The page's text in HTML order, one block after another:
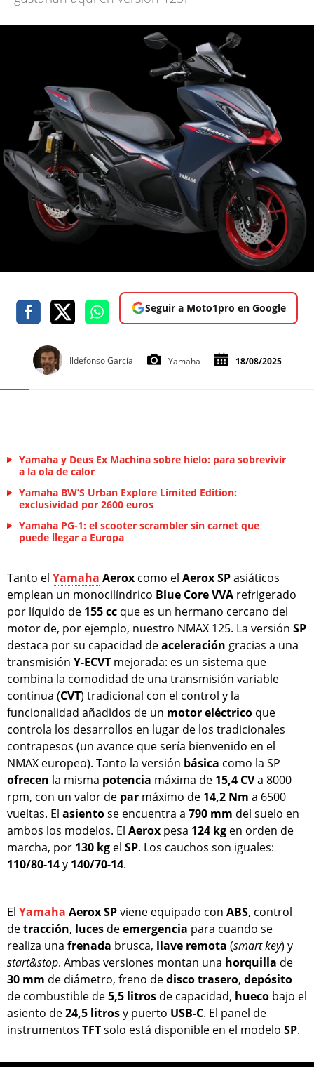
Seguir a Moto1pro en Google
Ildefonso García Yamaha 18/08/2025
Yamaha y Deus Ex Machina sobre hielo: para sobrevivir
a la ola de calor
Yamaha BW’S Urban Explore Limited Edition:
exclusividad por 2600 euros
Yamaha PG-1: el scooter scrambler sin carnet que
puede llegar a Europa
Tanto el Yamaha Aerox como el Aerox SPasiáticos
emplean un monocilíndrico Blue Core VVA refrigerado
por líquido de 155cc que es un hermano cercano del
motor de, por ejemplo, nuestro NMAX 125. La versión SP
destaca por su capacidad deaceleración gracias a una
transmisión Y-ECVT mejorada: es un sistema que
combina la comodidad de una transmisión variable
continua (CVT) tradicional con el control y la
funcionalidad añadidos de un motoreléctrico que
controla los desarrollos en lugar de los tradicionales
contrapesos (un avance que sería bienvenido en el
NMAX europeo). Tanto la versión básica como la SP
ofrecen la misma potencia máxima de 15,4 CVa 8000
rpm, con un valor de par máximo de 14,2 Nm a 6500
vueltas. El asientose encuentra a 790 mm del suelo en
ambos los modelos. El Aerox pesa 124 kg en orden de
marcha, por 130 kg el SP. Los cauchos son iguales:
110/80-14y 140/70-14.
El Yamaha Aerox SPviene equipado con ABS, control
detracción, luces deemergencia para cuando se
realiza una frenada brusca, llave remota (smart key) y
start&stop. Ambas versiones montan una horquilla de
30 mm de diámetro, freno dediscotrasero, depósito
de combustible de5,5 litros de capacidad, hueco bajo el
asiento de24,5 litrosy puerto USB-C. El panel de
instrumentos TFTsolo está disponible en el modelo SP.